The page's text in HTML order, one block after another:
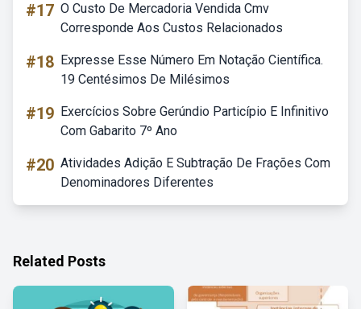
#17 O Custo De Mercadoria Vendida Cmv
Corresponde Aos Custos Relacionados
#18 Expresse Esse Número Em Notação Científica.
19 Centésimos De Milésimos
#19 Exercícios Sobre Gerúndio Particípio E Infinitivo
Com Gabarito 7º Ano
#20 Atividades Adição E Subtração De Frações Com
Denominadores Diferentes
Related Posts